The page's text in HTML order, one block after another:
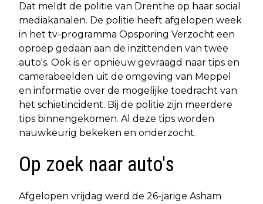
Dat meldt de politie van Drenthe op haar social
mediakanalen. De politie heeft afgelopen week
in het tv-programma Opsporing Verzocht een
oproep gedaan aan de inzittenden van twee
auto's. Ook is er opnieuw gevraagd naar tips en
camerabeelden uit de omgeving van Meppel
en informatie over de mogelijke toedracht van
het schietincident. Bij de politie zijn meerdere
tips binnengekomen. Al deze tips worden
nauwkeurig bekeken en onderzocht.
Op zoek naar auto's
Afgelopen vrijdag werd de 26-jarige Asham